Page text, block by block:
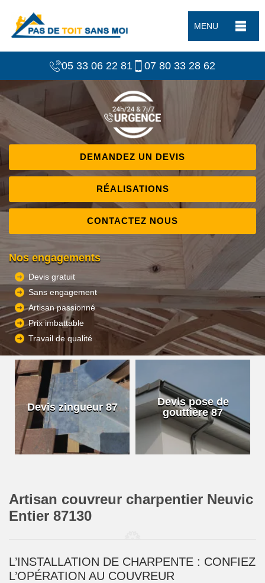
MENU
05 33 06 22 81 07 80 33 28 62
DEMANDEZ UN DEVIS
RÉALISATIONS
CONTACTEZ NOUS
Nos engagements
Devis gratuit
Sans engagement
Artisan passionné
Prix imbattable
Travail de qualité
Devis zingueur 87
Devis pose de
gouttière 87
Artisan couvreur charpentier Neuvic
Entier 87130
L’INSTALLATION DE CHARPENTE : CONFIEZ
L’OPÉRATION AU COUVREUR